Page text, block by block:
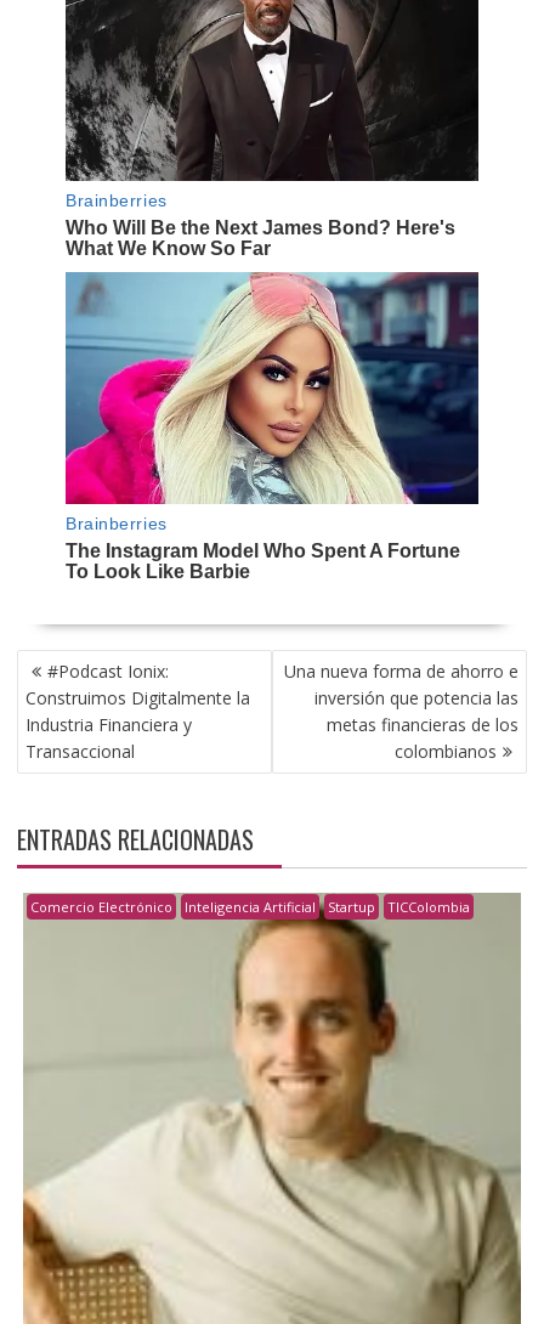
NAVEGACIÓN
DE
ENTRADAS
#Podcast Ionix:
Construimos Digitalmente la
Industria Financiera y
Transaccional
Una nueva forma de ahorro e
inversión que potencia las
metas financieras de los
colombianos
ENTRADAS RELACIONADAS
Comercio Electrónico Inteligencia Artificial Startup TICColombia